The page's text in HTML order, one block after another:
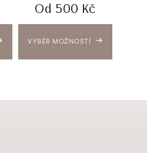
VÝBĚR MOŽNOSTÍ
Od 500 Kč